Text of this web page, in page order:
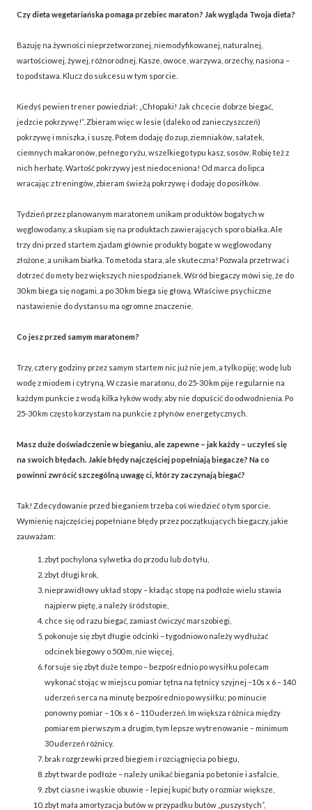
Czy dieta wegetariańska pomaga przebiec maraton? Jak wygląda Twoja dieta?
Bazuję na żywności nieprzetworzonej, niemodyfikowanej, naturalnej,
wartościowej, żywej, różnorodnej. Kasze, owoce, warzywa, orzechy, nasiona –
to podstawa. Klucz do sukcesu w tym sporcie.
Kiedyś pewien trener powiedział: „Chłopaki! Jak chcecie dobrze biegać,
jedzcie pokrzywę!”. Zbieram więc w lesie (daleko od zanieczyszczeń)
pokrzywę i mniszka, i suszę. Potem dodaję do zup, ziemniaków, sałatek,
ciemnych makaronów, pełnego ryżu, wszelkiego typu kasz, sosów. Robię też z
nich herbatę. Wartość pokrzywy jest niedoceniona! Od marca do lipca
wracając z treningów, zbieram świeżą pokrzywę i dodaję do posiłków.
Tydzień przez planowanym maratonem unikam produktów bogatych w
węglowodany, a skupiam się na produktach zawierających sporo białka. Ale
trzy dni przed startem zjadam głównie produkty bogate w węglowodany
złożone, a unikam białka. To metoda stara, ale skuteczna! Pozwala przetrwać i
dotrzeć do mety bez większych niespodzianek. Wśród biegaczy mówi się, że do
30 km biega się nogami, a po 30 km biega się głową. Właściwe psychiczne
nastawienie do dystansu ma ogromne znaczenie.
Co jesz przed samym maratonem?
Trzy, cztery godziny przez samym startem nic już nie jem, a tylko piję; wodę lub
wodę z miodem i cytryną. W czasie maratonu, do 25-30 km pije regularnie na
każdym punkcie z wodą kilka łyków wody, aby nie dopuścić do odwodnienia. Po
25-30 km często korzystam na punkcie z płynów energetycznych.
Masz duże doświadczenie w bieganiu, ale zapewne – jak każdy – uczyłeś się
na swoich błędach. Jakie błędy najczęściej popełniają biegacze? Na co
powinni zwrócić szczególną uwagę ci, którzy zaczynają biegać?
Tak! Zdecydowanie przed bieganiem trzeba coś wiedzieć o tym sporcie.
Wymienię najczęściej popełniane błędy przez początkujących biegaczy, jakie
zauważam:
zbyt pochylona sylwetka do przodu lub do tyłu,
zbyt długi krok,
nieprawidłowy układ stopy – kładąc stopę na podłoże wielu stawia
najpierw piętę, a należy śródstopie,
chce się od razu biegać, zamiast ćwiczyć marszobiegi,
pokonuje się zbyt długie odcinki – tygodniowo należy wydłużać
odcinek biegowy o 500 m, nie więcej,
forsuje się zbyt duże tempo – bezpośrednio po wysiłku polecam
wykonać stojąc w miejscu pomiar tętna na tętnicy szyjnej –10s x 6 – 140
uderzeń serca na minutę bezpośrednio po wysiłku; po minucie
ponowny pomiar – 10s x 6 – 110 uderzeń. Im większa różnica między
pomiarem pierwszym a drugim, tym lepsze wytrenowanie – minimum
30 uderzeń różnicy.
brak rozgrzewki przed biegiem i rozciągnięcia po biegu,
zbyt twarde podłoże – należy unikać biegania po betonie i asfalcie,
zbyt ciasne i wąskie obuwie – lepiej kupić buty o rozmiar większe,
zbyt mała amortyzacja butów w przypadku butów „puszystych”,